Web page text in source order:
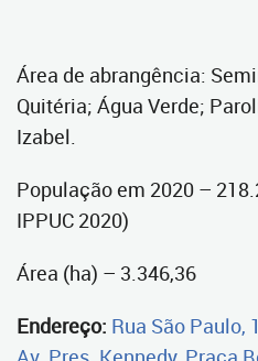
Área de abrangência:
Quitéria; Água Verde;
Izabel.
População em 2020 –
IPPUC 2020)
Área (ha) – 3.346,36
Endereço: Rua São Paulo,